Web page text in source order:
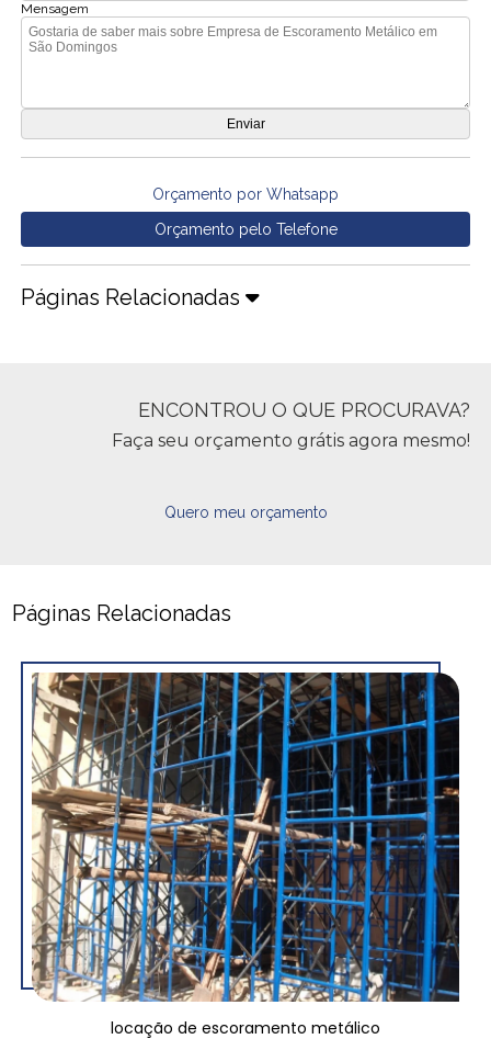
Mensagem
Orçamento por Whatsapp
Orçamento pelo Telefone
Páginas Relacionadas
ENCONTROU O QUE PROCURAVA?
Faça seu orçamento grátis agora mesmo!
Quero meu orçamento
Páginas Relacionadas
locação de escoramento metálico